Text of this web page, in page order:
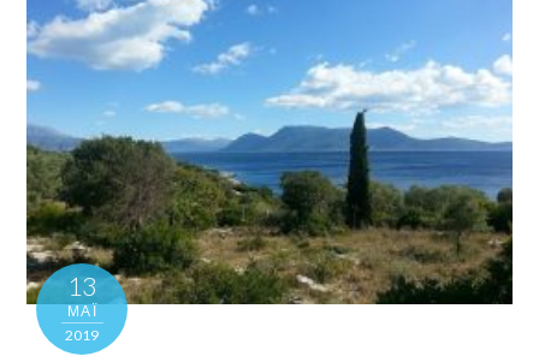
13
ΜΑΪ́
2019